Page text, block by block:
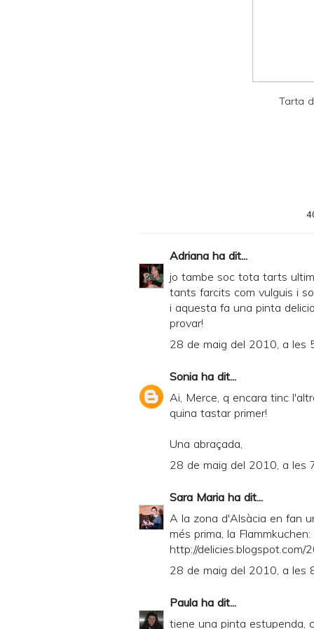
Tarta
Adriana ha dit...
jo tambe soc tota tarts
tants farcits com vulguis i
i aquesta fa una pinta
provar!
28 de maig del 2010, a les
Sonia ha dit...
Ai, Merce, q encara tinc
quina tastar primer!
Una abraçada,
28 de maig del 2010, a les
Sara Maria ha dit...
A la zona d'Alsàcia en fan
més prima, la Flammkuchen:
http://
28 de maig del 2010, a les
Paula ha dit...
tiene una pinta estupenda,